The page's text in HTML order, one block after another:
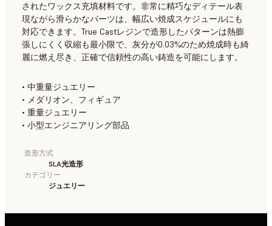
されたワックス充填材料です。非常に精巧なディテール表
現ながら滑らかなパーツは、幅広い焼成スケジュールにも
対応できます。True Castレジンで造形したパターンは熱膨
張しにくく収縮も最小限で、灰分が0.03%のため焼成時も綺
麗に燃え尽き、正確で信頼性の高い鋳造を可能にします。
• 中重量ジュエリー
• メダリオン、フィギュア
• 重量ジュエリー
• 小型エンジニアリング部品
造形方式
SLA光造形
カテゴリー
ジュエリー